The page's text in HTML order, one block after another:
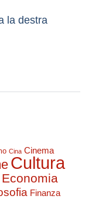
la destra
Cina Cinema
Cultura
Economia
Finanza